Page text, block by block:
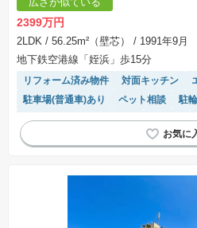
合計額を指します。
表示されておりません。
※取引にかかる費用：物件の契約手続き、決済、引
不動産会社によって表記有無が異なるため、ご自身
いたします。
場合があります。
2399万円
2LDK / 56.25m²（壁芯）
/ 1991年9月
地下鉄空港線「姪浜」歩15分
リフォーム済み物件 対面キッチン
駐車場(普通車)あり
ペット相談 駐
モニター付きインターホン
浴室乾燥機
陽当り良好